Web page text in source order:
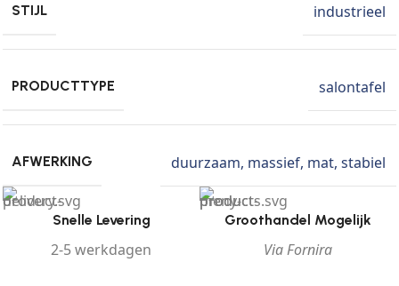
STIJL industrieel
PRODUCTTYPE salontafel
AFWERKING duurzaam, massief, mat, stabiel
Snelle Levering
2-5 werkdagen
Groothandel Mogelijk
Via Fornira